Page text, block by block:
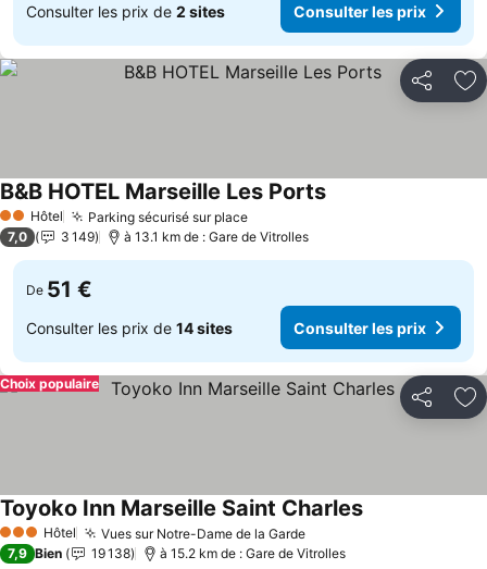
Consulter les prix de 2 sites Consulter les prix
Partager
2 Étoiles
Hôtel Parking sécurisé sur placeConsulter les prix
B&B HOTEL Marseille Les PortsConsulter les prix
7,0 3 149 à 13.1 km de : Gare de Vitrolles
De 51 €
Consulter les prix de 14 sites Consulter les prix
Partager
Choix populaire
3 ÉtoilesHôtel Vues sur Notre-Dame de la GardeConsulter les prix
Toyoko Inn Marseille Saint CharlesConsulter les
7,9 Bien 19 138 à 15.2 km de : Gare de Vitrolles